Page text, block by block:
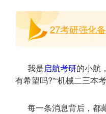
27考研强化
我是启航考研的小航
有希望吗?”“机械二三本
每一条消息背后，都